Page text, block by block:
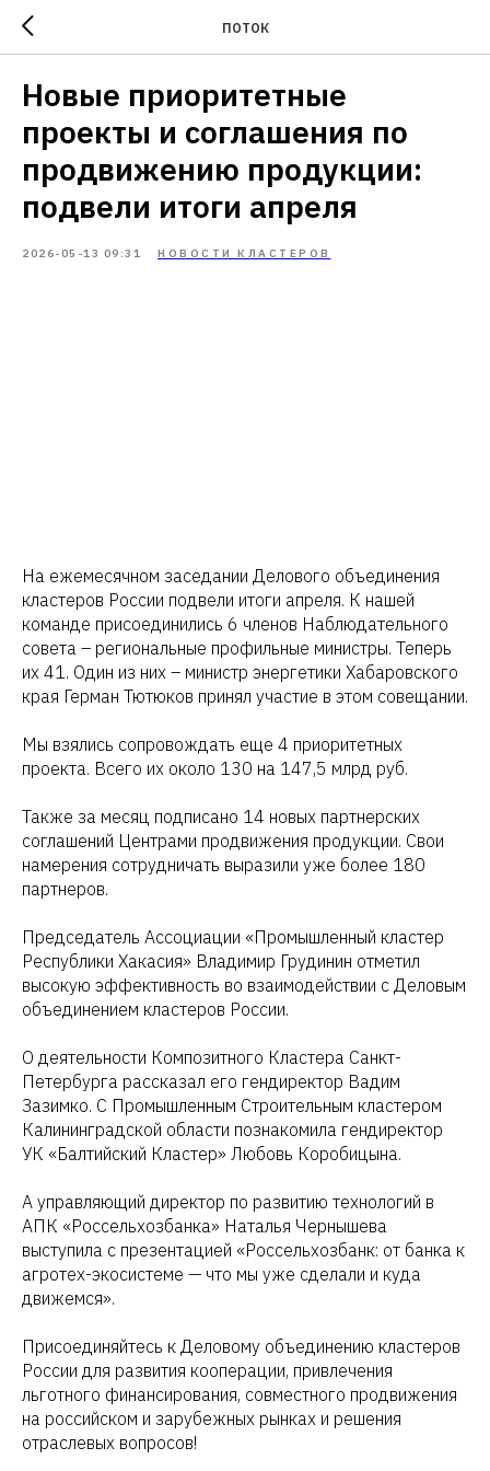
ПОТОК
Новые приоритетные
проекты и соглашения по
продвижению продукции:
подвели итоги апреля
2026-05-13 09:31 НОВОСТИ КЛАСТЕРОВ
На ежемесячном заседании Делового объединения
кластеров России подвели итоги апреля. К нашей
команде присоединились 6 членов Наблюдательного
совета – региональные профильные министры. Теперь
их 41. Один из них – министр энергетики Хабаровского
края Герман Тютюков принял участие в этом совещании.
Мы взялись сопровождать еще 4 приоритетных
проекта. Всего их около 130 на 147,5 млрд руб.
Также за месяц подписано 14 новых партнерских
соглашений Центрами продвижения продукции. Свои
намерения сотрудничать выразили уже более 180
партнеров.
Председатель Ассоциации «Промышленный кластер
Республики Хакасия» Владимир Грудинин отметил
высокую эффективность во взаимодействии с Деловым
объединением кластеров России.
О деятельности Композитного Кластера Санкт-
Петербурга рассказал его гендиректор Вадим
Зазимко. С Промышленным Строительным кластером
Калининградской области познакомила гендиректор
УК «Балтийский Кластер» Любовь Коробицына.
А управляющий директор по развитию технологий в
АПК «Россельхозбанка» Наталья Чернышева
выступила с презентацией «Россельхозбанк: от банка к
агротех-экосистеме — что мы уже сделали и куда
движемся».
Присоединяйтесь к Деловому объединению кластеров
России для развития кооперации, привлечения
льготного финансирования, совместного продвижения
на российском и зарубежных рынках и решения
отраслевых вопросов!